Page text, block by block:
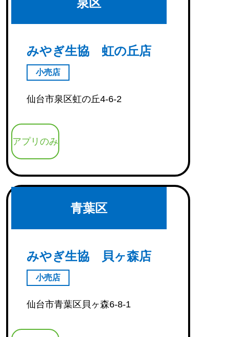
みやぎ生協 虹の丘店
小売店
仙台市泉区虹の丘4-6-2
アプリのみ
青葉区
みやぎ生協 貝ヶ森店
小売店
仙台市青葉区貝ヶ森6-8-1